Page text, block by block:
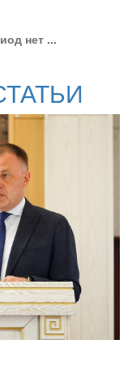
нет ...